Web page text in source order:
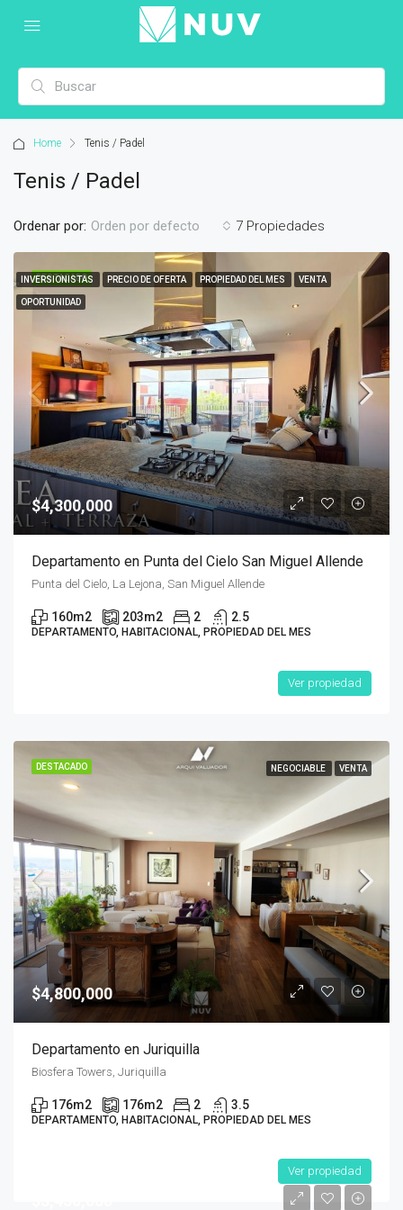
Home Tenis / Padel
Tenis / Padel
7 Propiedades
Ordenar por: Orden por defecto
DESTACADO
INVERSIONISTAS PRECIO DE OFERTA PROPIEDAD DEL MES VENTA
OPORTUNIDAD
$4,300,000
Departamento en Punta del Cielo San Miguel Allende
Punta del Cielo, La Lejona, San Miguel Allende
160m2 203m2 2 2.5
DEPARTAMENTO, HABITACIONAL, PROPIEDAD DEL MES
Ver propiedad
DESTACADO NEGOCIABLE VENTA
$4,800,000
Departamento en Juriquilla
Biosfera Towers, Juriquilla
176m2 176m2 2 3.5
DEPARTAMENTO, HABITACIONAL, PROPIEDAD DEL MES
Ver propiedad